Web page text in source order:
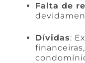
Falta de
Dívidas: